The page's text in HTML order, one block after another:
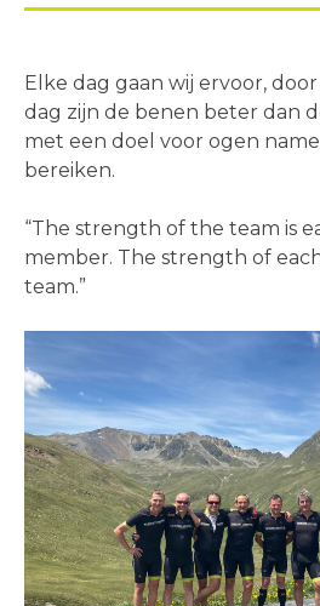
Elke dag gaan wij ervoor,
dag zijn de benen beter dan
met een doel voor ogen
bereiken.
“The strength of the team is
member. The strength of
team.”